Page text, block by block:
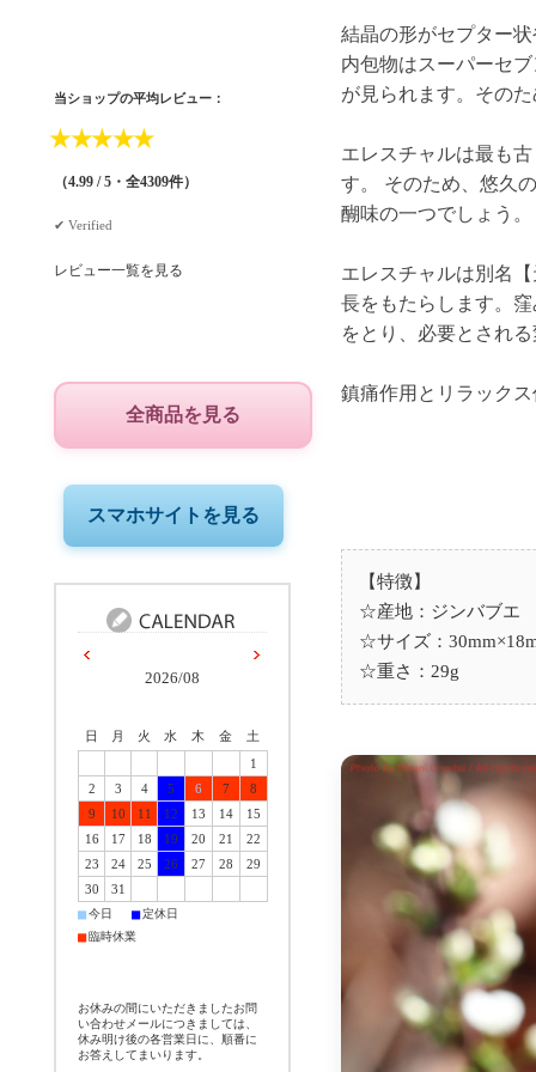
結晶の形がセプター
内包物はスーパーセ
が見られます。その
エレスチャルは最も
す。 そのため、悠久
醐味の一つでしょう。
エレスチャルは別名
長をもたらします。
をとり、必要とされ
鎮痛作用とリラック
【特徴】
☆産地：ジンバブエ
☆サイズ：
☆重さ：29g
当ショップの平均レビュー：
★★★★★
（4.99 / 5・全4309件）
✔︎ Verified
レビュー一覧を見る
全商品を見る
スマホサイトを見る
2026/08
日 月 火 水 木 金
土
1
2
3 4 5 6 7
8
9
10 11 12 13 14
15
16
17 18 19 20 21
22
23
24 25 26 27 28
29
30
31
■今日 ■定休日
■ 臨時休業
お休みの間にいただきましたお問
い合わせメールにつきましては、
休み明け後の各営業日に、順番に
お答えしてまいります。